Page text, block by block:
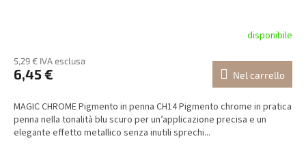
disponibile
5,29 € IVA esclusa
6,45 € Nel carrello
MAGIC CHROME Pigmento in penna CH14 Pigmento chrome in pratica
penna nella tonalità blu scuro per un’applicazione precisa e un
elegante effetto metallico senza inutili sprechi...